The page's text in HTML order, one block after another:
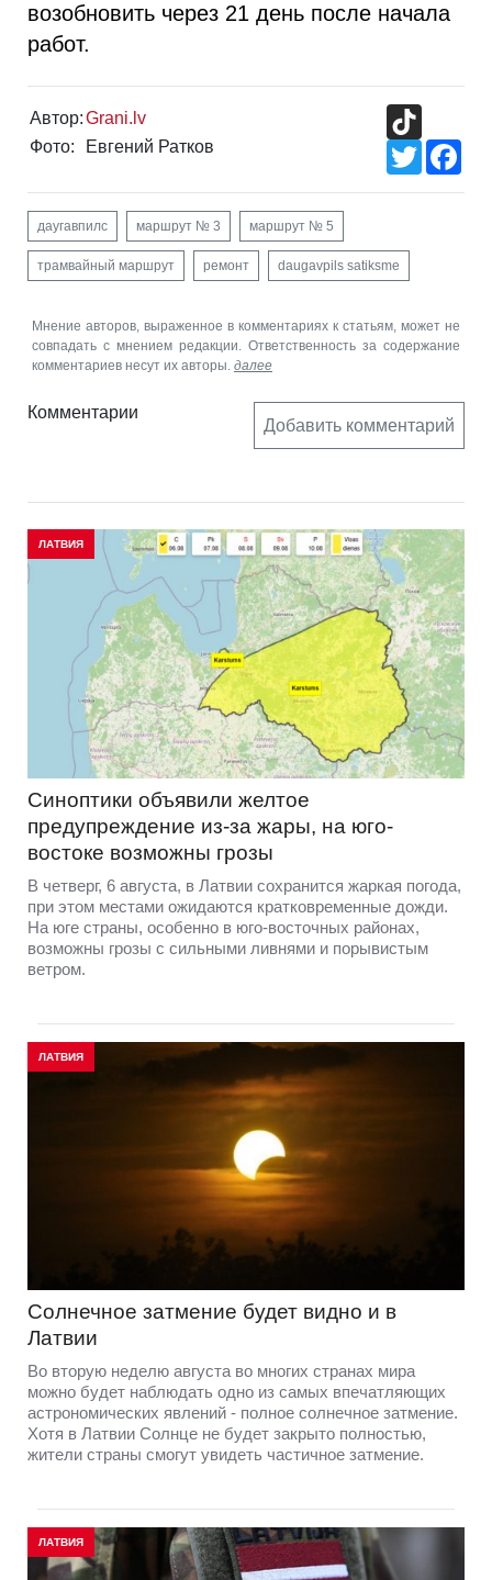
возобновить через 21 день после начала
работ.
Автор:Grani.lv
Фото:
Евгений Ратков
Twitter
даугавпилс маршрут № 3 маршрут № 5
трамвайный маршрут ремонт daugavpils satiksme
Мнение авторов, выраженное в комментариях к статьям, может не
совпадать с мнением редакции. Ответственность за содержание
комментариев несут их авторы. далее
Комментарии
Добавить комментарий
ЛАТВИЯ
Синоптики объявили желтое
предупреждение из-за жары, на юго-
востоке возможны грозы
В четверг, 6 августа, в Латвии сохранится жаркая погода,
при этом местами ожидаются кратковременные дожди.
На юге страны, особенно в юго-восточных районах,
возможны грозы с сильными ливнями и порывистым
ветром.
ЛАТВИЯ
Солнечное затмение будет видно и в
Латвии
Во вторую неделю августа во многих странах мира
можно будет наблюдать одно из самых впечатляющих
астрономических явлений - полное солнечное затмение.
Хотя в Латвии Солнце не будет закрыто полностью,
жители страны смогут увидеть частичное затмение.
ЛАТВИЯ